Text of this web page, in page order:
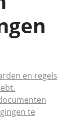
en regels
te